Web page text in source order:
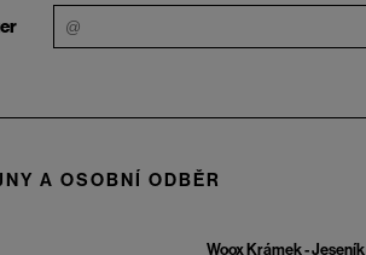
A OSOBNÍ ODBĚR
Woox Krámek - Jeseník